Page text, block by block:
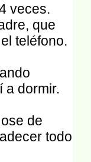
veces.
que
teléfono.
a dormir.
de
todo